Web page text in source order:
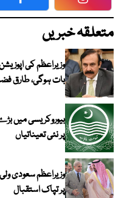
Facebook
متعلقہ خبریں
وزیراعظم کی
بات ہوگی، طارق
بیوروکریسی میں
پر نئی تعیناتیاں
وزیراعظم سعودی
پر تپاک استقبال